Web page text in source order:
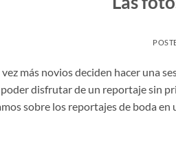
vez más novios deciden hacer una
poder disfrutar de un reportaje sin
sobre los reportajes de boda en